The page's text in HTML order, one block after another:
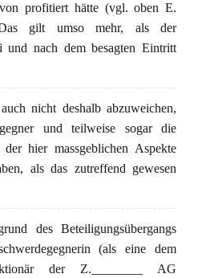
profitiert hätte (vgl. oben E.
gilt umso mehr, als der
und nach dem besagten Eintritt
nicht deshalb abzuweichen,
und teilweise sogar die
der hier massgeblichen Aspekte
als das zutreffend gewesen
des Beteiligungsübergangs
(als eine dem
der Z.________ AG